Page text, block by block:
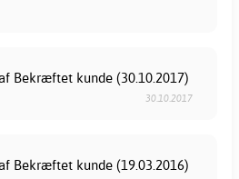
Bekræftet kunde (30.10.2017)
30.10.2017
Bekræftet kunde (19.03.2016)